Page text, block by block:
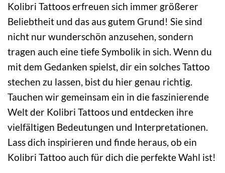
Kolibri Tattoos erfreuen sich immer größerer
Beliebtheit und das aus gutem Grund! Sie sind
nicht nur wunderschön anzusehen, sondern
tragen auch eine tiefe Symbolik in sich. Wenn du
mit dem Gedanken spielst, dir ein solches Tattoo
stechen zu lassen, bist du hier genau richtig.
Tauchen wir gemeinsam ein in die faszinierende
Welt der Kolibri Tattoos und entdecken ihre
vielfältigen Bedeutungen und Interpretationen.
Lass dich inspirieren und finde heraus, ob ein
Kolibri Tattoo auch für dich die perfekte Wahl ist!